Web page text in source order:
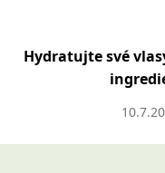
Hydratujte své